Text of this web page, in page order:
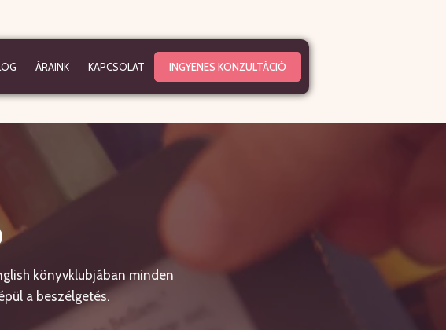
ÁRAINK KAPCSOLAT INGYENES KONZULTÁCIÓ
könyvklubjában minden
a beszélgetés.